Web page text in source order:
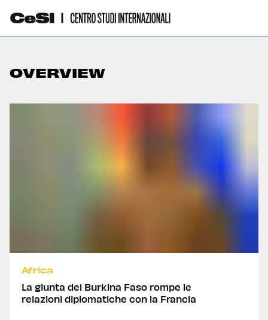
OVERVIEW
Africa
La giunta del Burkina Faso rompe le
relazioni diplomatiche con la Francia